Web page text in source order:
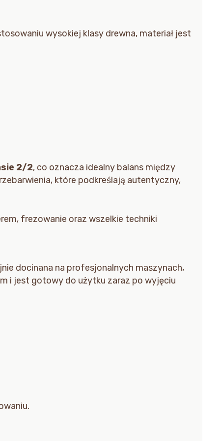
wysokiej klasy drewna, materiał jest
2/2, co oznacza idealny balans między
które podkreślają autentyczny,
frezowanie oraz wszelkie techniki
docinana na profesjonalnych maszynach,
i jest gotowy do użytku zaraz po wyjęciu